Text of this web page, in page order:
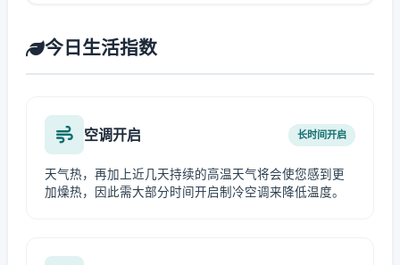
今日生活指数
空调开启 长时间开启
天气热，再加上近几天持续的高温天气将会使您感到更
加燥热，因此需大部分时间开启制冷空调来降低温度。